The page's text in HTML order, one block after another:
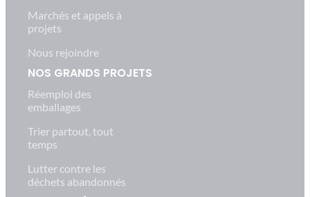
Marchés et appels à
projets
Nous rejoindre
NOS GRANDS PROJETS
Réemploi des
emballages
Trier partout, tout
temps
Lutter contre les
déchets abandonnés